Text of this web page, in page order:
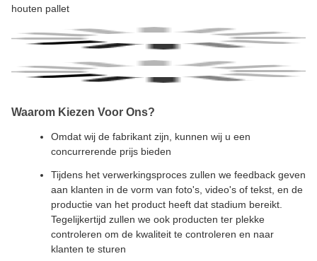
houten pallet
Waarom Kiezen Voor Ons?
Omdat wij de fabrikant zijn, kunnen wij u een
concurrerende prijs bieden
Tijdens het verwerkingsproces zullen we feedback geven
aan klanten in de vorm van foto's, video's of tekst, en de
productie van het product heeft dat stadium bereikt.
Tegelijkertijd zullen we ook producten ter plekke
controleren om de kwaliteit te controleren en naar
klanten te sturen